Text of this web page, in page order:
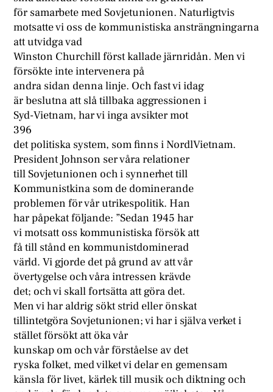
för samarbete med Sovjetunionen. Naturligtvis
motsatte vi oss de kommunistiska ansträngningarna
att utvidga vad
Winston Churchill först kallade järnridån. Men vi
försökte inte intervenera på
andra sidan denna linje. Och fast vi idag
är beslutna att slå tillbaka aggressionen i
Syd-Vietnam, har vi inga avsikter mot
396
det politiska system, som finns i NordlVietnam.
President Johnson ser våra relationer
till Sovjetunionen och i synnerhet till
Kommunistkina som de dominerande
problemen för vår utrikespolitik. Han
har påpekat följande: ”Sedan 1945 har
vi motsatt oss kommunistiska försök att
få till stånd en kommunistdominerad
värld. Vi gjorde det på grund av att vår
övertygelse och våra intressen krävde
det; och vi skall fortsätta att göra det.
Men vi har aldrig sökt strid eller önskat
tillintetgöra Sovjetunionen; vi har i själva verket i
stället försökt att öka vår
kunskap om och vår förståelse av det
ryska folket, med vilket vi delar en gemensam
känsla för livet, kärlek till musik och diktning och